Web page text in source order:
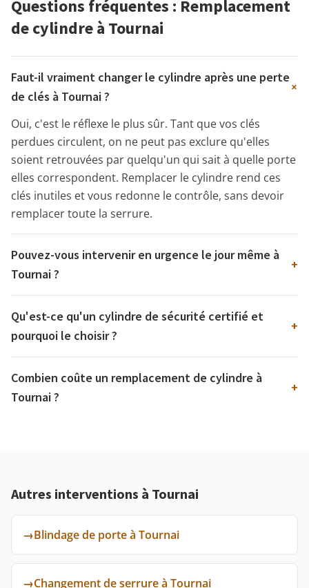
Questions fréquentes : Remplacement
de cylindre à Tournai
Faut-il vraiment changer le cylindre après une perte
de clés à Tournai ?
+
Oui, c'est le réflexe le plus sûr. Tant que vos clés
perdues circulent, on ne peut pas exclure qu'elles
soient retrouvées par quelqu'un qui sait à quelle porte
elles correspondent. Remplacer le cylindre rend ces
clés inutiles et vous redonne le contrôle, sans devoir
remplacer toute la serrure.
Pouvez-vous intervenir en urgence le jour même à
Tournai ?
+
Qu'est-ce qu'un cylindre de sécurité certifié et
pourquoi le choisir ?
+
Combien coûte un remplacement de cylindre à
Tournai ?
+
Autres interventions à Tournai
→Blindage de porte à Tournai
→Changement de serrure à Tournai